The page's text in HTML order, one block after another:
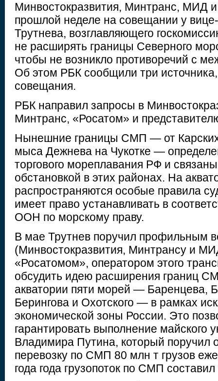
Минвостокразвития, Минтранс, МИД
прошлой неделе на совещании у
Трутнева, возглавляющего
не расширять границы Северного
чтобы не возникло противоречий с
Об этом РБК сообщили три источника,
совещания.
РБК направил запросы в
Минтранс, «Росатом» и
Нынешние границы СМП — от
мыса Дежнева на Чукотке —
торгового мореплавания РФ и
обстановкой в этих районах. На
распространяются особые правила
имеет право устанавливать в
ООН по морскому праву.
В мае Трутнев поручил профильным
(Минвостокразвития, Минтрансу и
«Росатомом», оператором этого
обсудить идею расширения границ
акватории пяти морей — Баренцева,
Берингова и Охотского — в рамках
экономической зоны России. Это
гарантировать выполнение майского
Владимира Путина, который поручил
перевозку по СМП 80 млн т грузов
года года грузопоток по СМП